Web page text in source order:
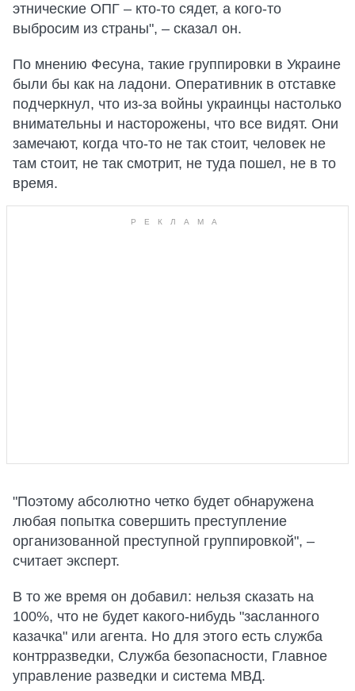
этнические ОПГ – кто-то сядет, а кого-то
выбросим из страны", – сказал он.
По мнению Фесуна, такие группировки в Украине
были бы как на ладони. Оперативник в отставке
подчеркнул, что из-за войны украинцы настолько
внимательны и насторожены, что все видят. Они
замечают, когда что-то не так стоит, человек не
там стоит, не так смотрит, не туда пошел, не в то
время.
"Поэтому абсолютно четко будет обнаружена
любая попытка совершить преступление
организованной преступной группировкой", –
считает эксперт.
В то же время он добавил: нельзя сказать на
100%, что не будет какого-нибудь "засланного
казачка" или агента. Но для этого есть служба
контрразведки, Служба безопасности, Главное
управление разведки и система МВД.